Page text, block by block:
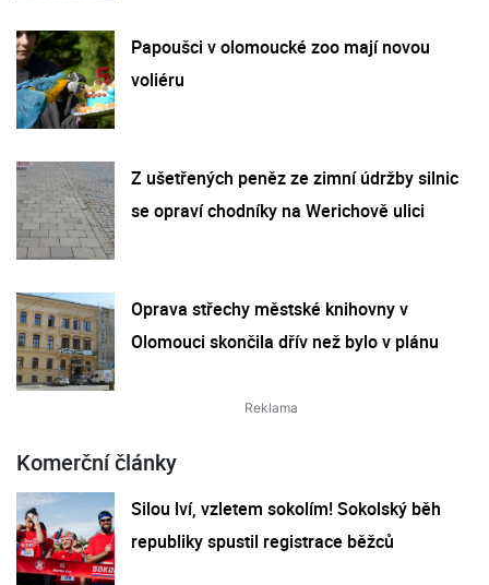
Papoušci v olomoucké zoo mají novou
voliéru
Z ušetřených peněz ze zimní údržby silnic
se opraví chodníky na Werichově ulici
Oprava střechy městské knihovny v
Olomouci skončila dřív než bylo v plánu
Komerční články
Silou lví, vzletem sokolím! Sokolský běh
republiky spustil registrace běžců